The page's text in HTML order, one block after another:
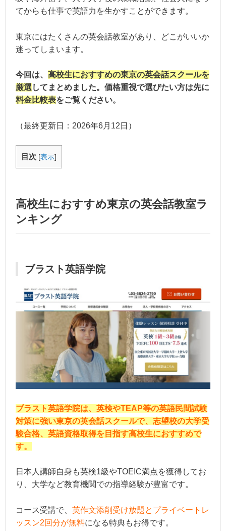
てからも仕事で英語力を生かすことができます。
東京にはたくさんの英会話教室があり、どこがいいか
迷ってしまいます。
今回は、 高校生におすすめの東京の英会話スクールを
厳選してまとめました。価格重視で選びたい方は先に
料金比較表をご覧ください。
（最終更新日： 2026年6月12日 ）
目次 [表示]
高校生におすすめ東京の英会話教室ラ
ンキング
ブラスト英語学院
ブラスト英語学院は、英検やTEAP等の英語民間試験
対策に強い東京の英会話スクールで、志望校の大学受
験合格、英語資格取得を目指す高校生におすすめで
す。
日本人講師自身も英検1級やTOEIC満点を獲得してお
り、大学など教育機関での指導経験が豊富です。
コース受講で、 英作文添削受け放題とプライベートレ
ッスン2回分が無料になる特典もお得です。